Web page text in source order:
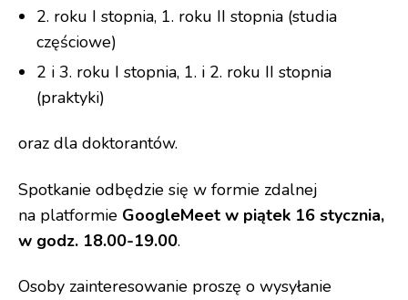
2. roku I stopnia, 1. roku II stopnia (studia
częściowe)
2 i 3. roku I stopnia, 1. i 2. roku II stopnia
(praktyki)
oraz dla doktorantów.
Spotkanie odbędzie się w formie zdalnej
na platformie GoogleMeet w piątek 16 stycznia,
w godz. 18.00-19.00.
Osoby zainteresowanie proszę o wysyłanie